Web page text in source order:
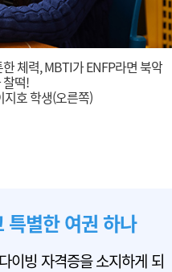
체력, MBTI가 ENFP라면 북악
찰떡!
지호 학생(오른쪽)
특별한 여권 하나
이빙 자격증을 소지하게 되